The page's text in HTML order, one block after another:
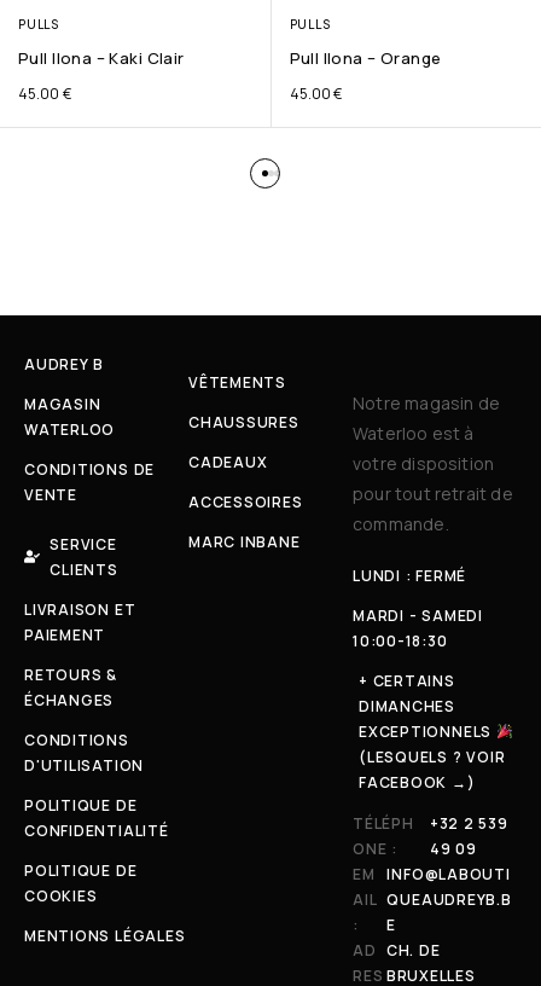
PULLS
Pull Ilona – Kaki Clair
45.00 €
PULLS
Pull Ilona – Orange
45.00€
AUDREY B
MAGASIN
WATERLOO
CONDITIONS DE
VENTE
SERVICE
CLIENTS
LIVRAISON ET
PAIEMENT
RETOURS &
ÉCHANGES
CONDITIONS
D'UTILISATION
POLITIQUE DE
CONFIDENTIALITÉ
POLITIQUE DE
COOKIES
MENTIONS LÉGALES
VÊTEMENTS
CHAUSSURES
CADEAUX
ACCESSOIRES
MARC INBANE
Notre magasin de
Waterloo est à
votre disposition
pour tout retrait de
commande.
LUNDI : FERMÉ
MARDI - SAMEDI
10:00-18:30
+ CERTAINS
DIMANCHES
EXCEPTIONNELS
(LESQUELS ? VOIR
FACEBOOK →)
TÉLÉPH
ONE :
+32 2 539
49 09
EM
AIL
:
INFO@LABOUTI
QUEAUDREYB.B
E
AD
RES
CH. DE
BRUXELLES